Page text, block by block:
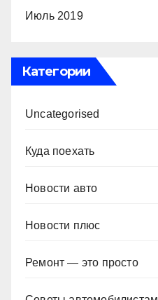
Июль 2019
Категории
Uncategorised
Куда поехать
Новости авто
Новости плюс
Ремонт — это просто